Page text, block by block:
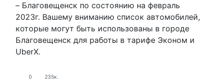
– Благовещенск по состоянию на февраль
2023г. Вашему вниманию список автомобилей,
которые могут быть использованы в городе
Благовещенск для работы в тарифе Эконом и
UberХ.
0 235к.